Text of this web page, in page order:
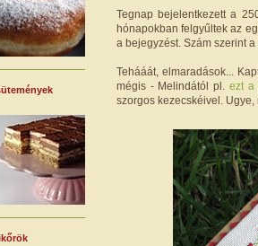
Tegnap bejelentkezett a
hónapokban felgyűltek az
a bejegyzést. Szám szerint
Tehááát, elmaradások...
mégis - Melindától pl. ezt a
szorgos kezecskéivel.